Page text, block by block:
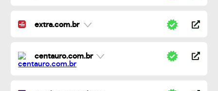
extra.com.br
centauro.com.br